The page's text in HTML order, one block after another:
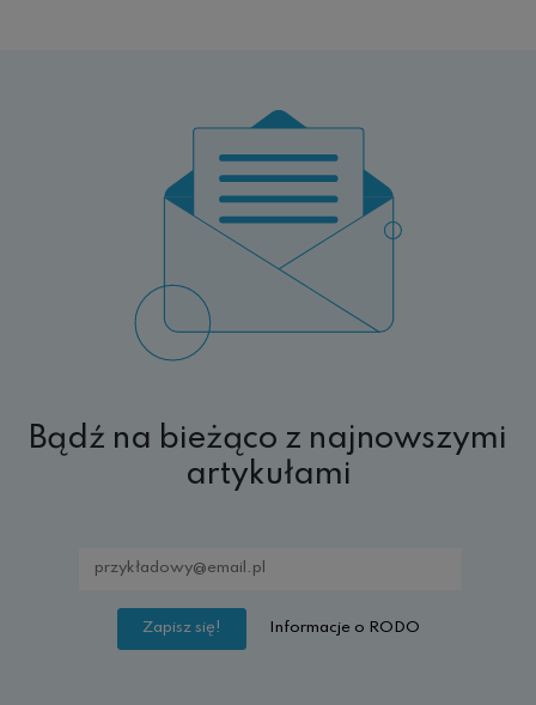
Bądź na bieżąco z najnowszymi
artykułami
Informacje o RODO